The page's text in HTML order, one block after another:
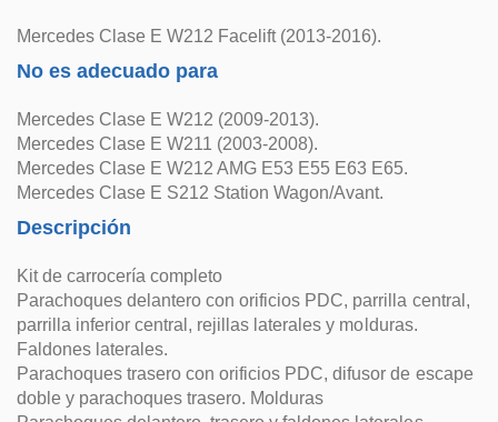
Mercedes Clase E W212 Facelift (2013-2016).
No es adecuado para
Mercedes Clase E W212 (2009-2013).
Mercedes Clase E W211 (2003-2008).
Mercedes Clase E W212 AMG E53 E55 E63 E65.
Mercedes Clase E S212 Station Wagon/Avant.
Descripción
Kit de carrocería completo
Parachoques delantero con orificios PDC, parrilla central,
parrilla inferior central, rejillas laterales y molduras.
Faldones laterales.
Parachoques trasero con orificios PDC, difusor de escape
doble y parachoques trasero. Molduras